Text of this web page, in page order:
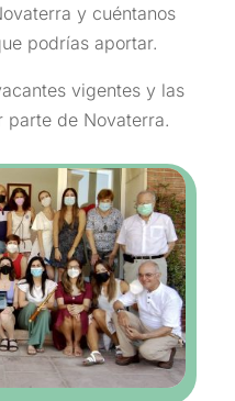
y cuéntanos
podrías aportar.
vigentes y las
de Novaterra.